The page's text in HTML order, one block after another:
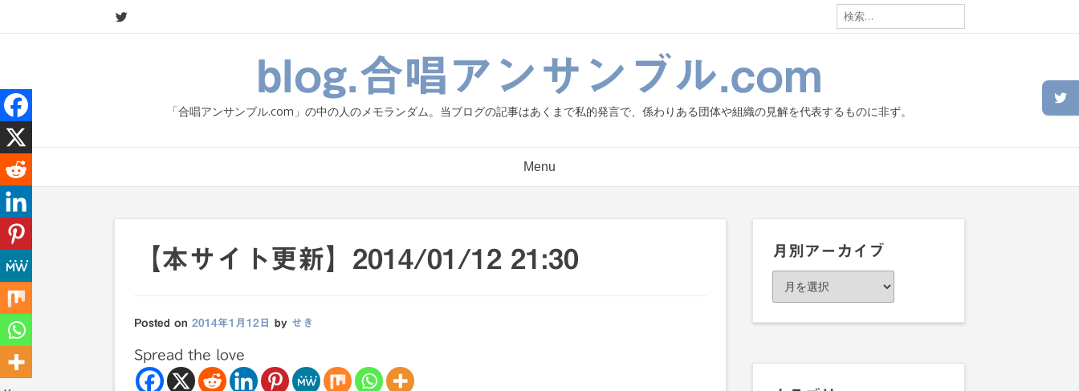
検
索:
blog.合唱アンサンブル.com
「合唱アンサンブル.com」の中の人のメモランダム。当ブログの記事はあくまで私的発言で、係わりある団体や組織の見解を代表するものに非ず。
Menu
【本サイト更新】2014/01/12 21:30
Posted on 2014年1月12日 by せき
Spread the love
月別アーカイブ
別
ア